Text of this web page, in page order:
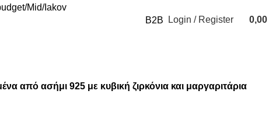
B2B Login / Register 0,00
Mid Iakov
από ασήμι 925 με κυβική ζιρκόνια και μαργαριτάρια